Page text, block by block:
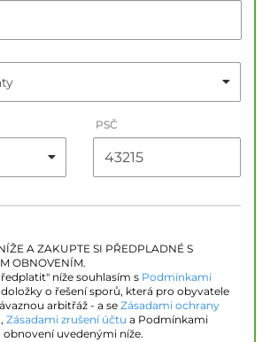
PSČ
A ZAKUPTE SI PŘEDPLADNÉ S
OBNOVENÍM.
níže souhlasím s Podmínkami
o řešení sporů, která pro obyvatele
arbitřáž - a se Zásadami ochrany
, Zásadami zrušení účtu a Podmínkami
uvedenými níže.